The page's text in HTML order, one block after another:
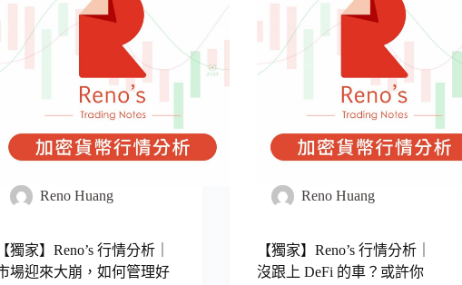
Reno Huang
【獨家】Reno’s 行情分析｜
場迎來大崩，如何管理好
Reno Huang
【獨家】Reno’s 行情分析｜
沒跟上 DeFi 的車？或許你